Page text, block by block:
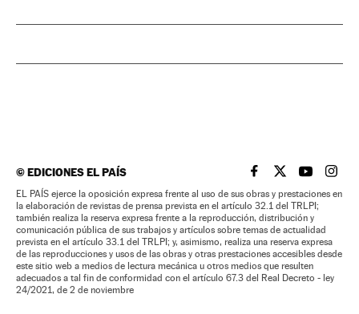
©EDICIONES EL PAÍS EL PAÍS BRASIL EN
EL PAÍSEL PAÍS
EL
EL PAÍS ejerce la oposición expresa frente al uso de sus obras y prestaciones en
la elaboración de revistas de prensa prevista en el artículo 32.1 del TRLPI;
también realiza la reserva expresa frente a la reproducción, distribución y
comunicación pública de sus trabajos y artículos sobre temas de actualidad
prevista en el artículo 33.1 del TRLPI; y, asimismo, realiza una reserva expresa
de las reproducciones y usos de las obras y otras prestaciones accesibles desde
este sitio web a medios de lectura mecánica u otros medios que resulten
adecuados a tal fin de conformidad con el artículo 67.3 del Real Decreto - ley
24/2021, de 2 de noviembre